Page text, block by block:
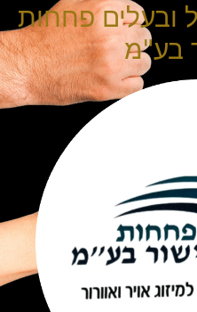
ובעלים פחחות
בע"מ